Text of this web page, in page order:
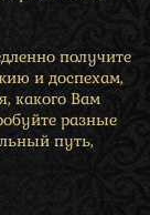
получите
и доспехам,
какого Вам
разные
путь,